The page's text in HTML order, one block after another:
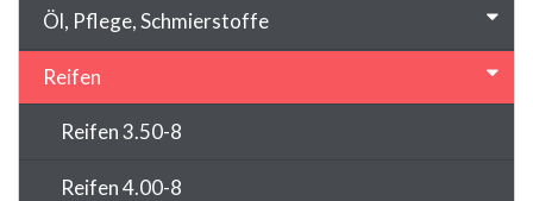
Öl, Pflege, Schmierstoffe
Reifen
Reifen 3.50-8
Reifen 4.00-8